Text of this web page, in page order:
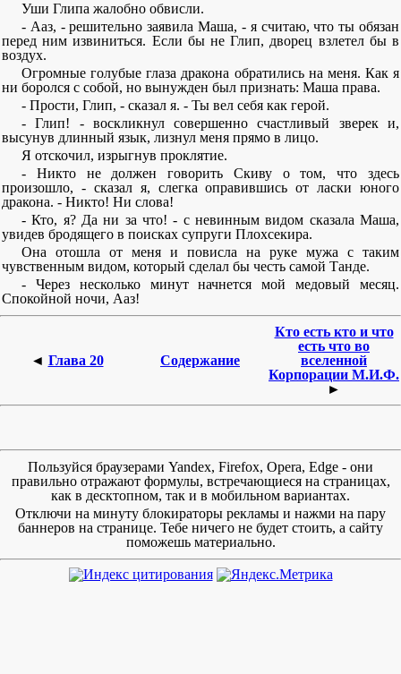
Уши Глипа жалобно обвисли.
- Ааз, - решительно заявила Маша, - я считаю, что ты обязан
перед ним извиниться. Если бы не Глип, дворец взлетел бы в
воздух.
Огромные голубые глаза дракона обратились на меня. Как я
ни боролся с собой, но вынужден был признать: Маша права.
- Прости, Глип, - сказал я. - Ты вел себя как герой.
- Глип! - воскликнул совершенно счастливый зверек и,
высунув длинный язык, лизнул меня прямо в лицо.
Я отскочил, изрыгнув проклятие.
- Никто не должен говорить Скиву о том, что здесь
произошло, - сказал я, слегка оправившись от ласки юного
дракона. - Никто! Ни слова!
- Кто, я? Да ни за что! - с невинным видом сказала Маша,
увидев бродящего в поисках супруги Плохсекира.
Она отошла от меня и повисла на руке мужа с таким
чувственным видом, который сделал бы честь самой Танде.
- Через несколько минут начнется мой медовый месяц.
Спокойной ночи, Ааз!
◄ Глава 20 Содержание
Кто есть кто и что
есть что во
вселенной
Корпорации М.И.Ф.
►
Пользуйся браузерами Yandex, Firefox, Opera, Edge - они
правильно отражают формулы, встречающиеся на страницах,
как в десктопном, так и в мобильном вариантах.
Отключи на минуту блокираторы рекламы и нажми на пару
баннеров на странице. Тебе ничего не будет стоить, а сайту
поможешь материально.